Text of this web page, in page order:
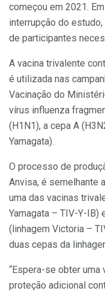
começou em 2021.
interrupção do
de participantes
A vacina trivalente
é utilizada nas
Vacinação do
vírus influenza
(H1N1), a cepa A
Yamagata).
O processo de
Anvisa, é semelhante
uma das vacinas
Yamagata – TIV-Y-IB)
(linhagem Victoria –
duas cepas da
“Espera-se obter uma
proteção adicional